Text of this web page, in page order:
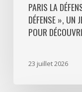
découvrir
quartier
PARIS LA
DÉFENSE », UN
POUR
23 juillet 2026